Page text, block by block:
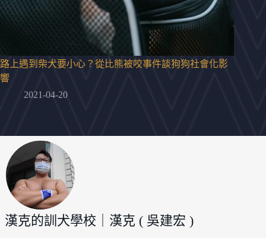
路上遇到柴犬要小心？從比熊被咬事件談狗狗社會化影
響
2021-04-20
漢克的訓犬學校｜漢克 ( 吳建宏 )